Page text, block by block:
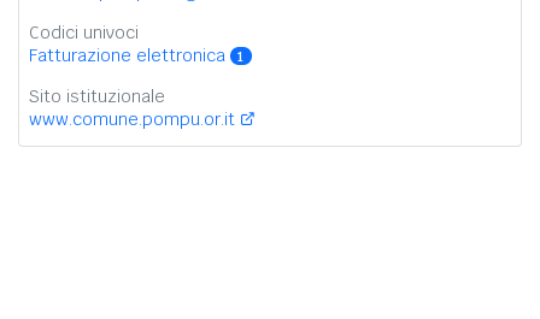
Codici univoci
Fatturazione elettronica
1
Sito istituzionale
www.comune.pompu.or.it